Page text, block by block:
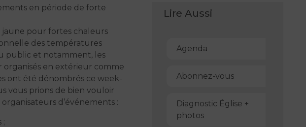
en période de forte
jaune pour fortes chaleurs
des températures
public et notamment, les
organisés en extérieur comme
ont été dénombrés ce week-
vous prions de bien vouloir
d’événements :
;
Lire Aussi
Agenda
Abonnez-vous
Diagnostic Église +
photos